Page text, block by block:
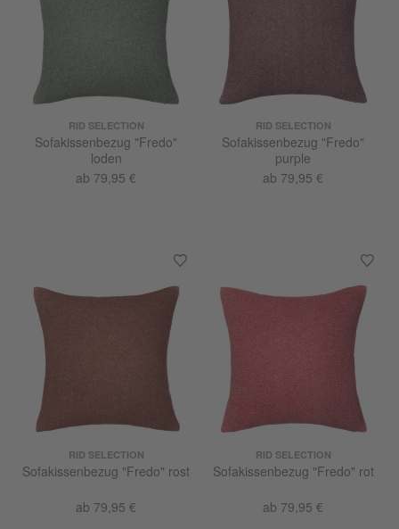
RID SELECTION
Sofakissenbezug "Fredo"
loden
ab 79,95 €
RID SELECTION
Sofakissenbezug "Fredo"
purple
ab 79,95 €
RID SELECTION
Sofakissenbezug "Fredo" rost
ab 79,95 €
RID SELECTION
Sofakissenbezug "Fredo" rot
ab 79,95 €